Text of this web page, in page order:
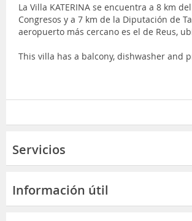
La Villa KATERINA se encuentra a 8 km
Congresos y a 7 km de la Diputación de
aeropuerto más cercano es el de Reus,
This villa has a balcony, dishwasher and
Servicios
Información útil